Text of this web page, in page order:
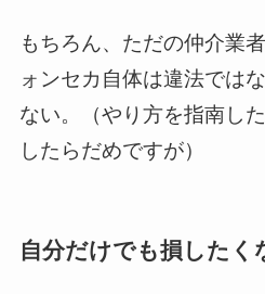
もちろん、ただの仲介業
ォンセカ自体は違法では
ない。（やり方を指南し
したらだめですが）
自分だけでも損したく